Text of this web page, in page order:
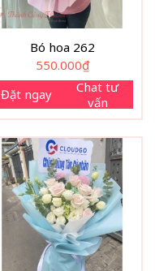
Bó hoa 262
550.000₫
Đặt ngay
Chat tư
vấn